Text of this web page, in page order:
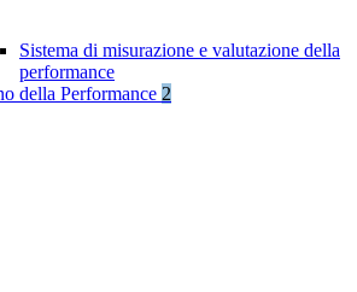
Sistema di misurazione e valutazione della
performance
della Performance 2